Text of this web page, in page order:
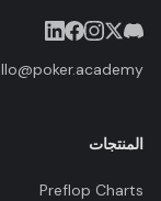
hello@poker.academy
المنتجات
Preflop Charts